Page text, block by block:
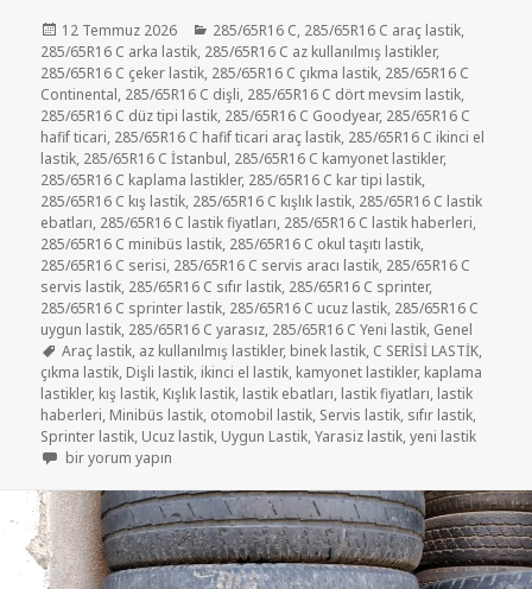
Yayın
tarihi
12 Temmuz 2026 Kategoriler
285/65R16 C, 285/65R16 C araç lastik,
285/65R16 C arka lastik, 285/65R16 C az kullanılmış lastikler,
285/65R16 C çeker lastik, 285/65R16 C çıkma lastik, 285/65R16 C
Continental, 285/65R16 C dişli, 285/65R16 C dört mevsim lastik,
285/65R16 C düz tipi lastik, 285/65R16 C Goodyear, 285/65R16 C
hafif ticari, 285/65R16 C hafif ticari araç lastik, 285/65R16 C ikinci el
lastik, 285/65R16 C İstanbul, 285/65R16 C kamyonet lastikler,
285/65R16 C kaplama lastikler, 285/65R16 C kar tipi lastik,
285/65R16 C kış lastik, 285/65R16 C kışlık lastik, 285/65R16 C lastik
ebatları, 285/65R16 C lastik fiyatları, 285/65R16 C lastik haberleri,
285/65R16 C minibüs lastik, 285/65R16 C okul taşıtı lastik,
285/65R16 C serisi, 285/65R16 C servis aracı lastik, 285/65R16 C
servis lastik, 285/65R16 C sıfır lastik, 285/65R16 C sprinter,
285/65R16 C sprinter lastik, 285/65R16 C ucuz lastik, 285/65R16 C
uygun lastik, 285/65R16 C yarasız, 285/65R16 C Yeni lastik, Genel
Etiketler
Araç lastik, az kullanılmış lastikler, binek lastik, C SERİSİ LASTİK,
çıkma lastik, Dişli lastik, ikinci el lastik, kamyonet lastikler, kaplama
lastikler, kış lastik, Kışlık lastik, lastik ebatları, lastik fiyatları, lastik
haberleri, Minibüs lastik, otomobil lastik, Servis lastik, sıfır lastik,
Sprinter lastik, Ucuz lastik, Uygun Lastik,Yarasiz lastik,yeni lastik
285/65R16 C AZ KULLANILMIŞ SPRİNTER VE MİNİBÜS LASTİKLER için
bir yorum yapın